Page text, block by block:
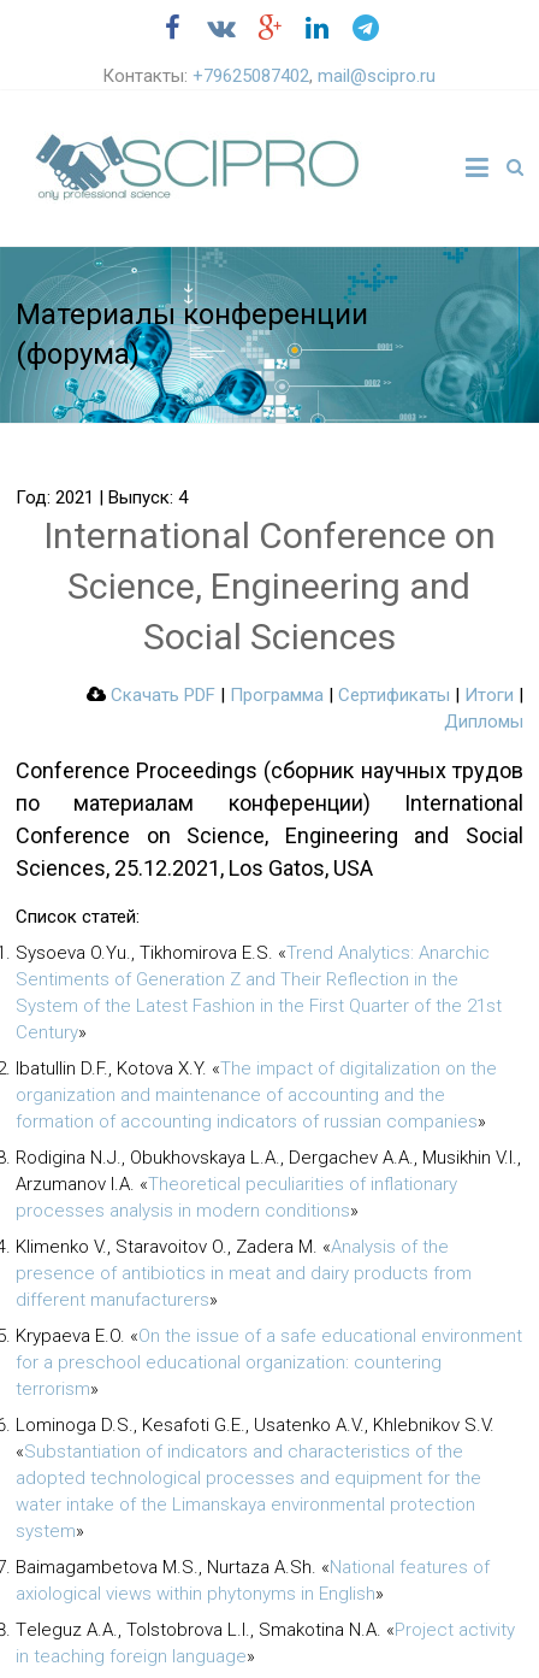
Контакты:+79625087402,mail@scipro.ru
Материалы конференции
(форума)
Год: 2021 | Выпуск: 4
International Conference on
Science, Engineering and
Social Sciences
Скачать PDF| Программа| Сертификаты | Итоги |
Дипломы
Conference Proceedings (сборник научных трудов
по материалам конференции) International
Conference on Science, Engineering and Social
Sciences, 25.12.2021, Los Gatos, USA
Список статей:
Sysoeva O.Yu., Tikhomirova E.S. «Trend Analytics: Anarchic
Sentiments of Generation Z and Their Reflection in the
System of the Latest Fashion in the First Quarter of the 21st
Century»
Ibatullin D.F., Kotova X.Y. «The impact of digitalization on the
organization and maintenance of accounting and the
formation of accounting indicators of russian companies»
Rodigina N.J., Obukhovskaya L.A., Dergachev A.A., Musikhin V.I.,
Arzumanov I.A. «Theoretical peculiarities of inflationary
processes analysis in modern conditions»
Klimenko V., Staravoitov O., Zadera M. «Analysis of the
presence of antibiotics in meat and dairy products from
different manufacturers»
Krypaeva E.O. «On the issue of a safe educational environment
for a preschool educational organization: countering
terrorism»
Lominoga D.S., Kesafoti G.E., Usatenko A.V., Khlebnikov S.V.
«Substantiation of indicators and characteristics of the
adopted technological processes and equipment for the
water intake of the Limanskaya environmental protection
system»
Baimagambetova M.S., Nurtaza A.Sh. «National features of
axiological views within phytonyms in English»
Тeleguz А.А., Tolstobrova L.I., Smakotina N.A. «Project activity
in teaching foreign language»